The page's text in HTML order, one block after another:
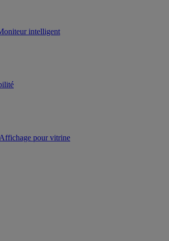
intelligent
Affichage pour vitrine